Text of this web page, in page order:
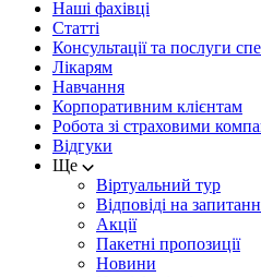
Наші фахівці
Статті
Консультації та послуги
Лікарям
Навчання
Корпоративним клієнтам
Робота зі страховими
Відгуки
Ще
Віртуальний тур
Відповіді на
Акції
Пакетні пропозиції
Новини